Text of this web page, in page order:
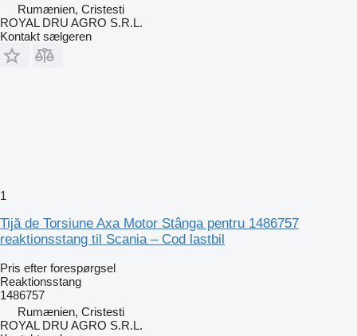
Rumænien, Cristesti
ROYAL DRU AGRO S.R.L.
Kontakt sælgeren
1
Tijă de Torsiune Axa Motor Stânga pentru 1486757
reaktionsstang til Scania – Cod lastbil
Pris efter forespørgsel
Reaktionsstang
1486757
Rumænien, Cristesti
ROYAL DRU AGRO S.R.L.